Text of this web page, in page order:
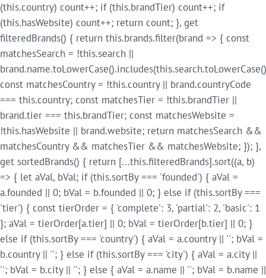
(this.country) count++; if (this.brandTier) count++; if
(this.hasWebsite) count++; return count; }, get
filteredBrands() { return this.brands.filter(brand => { const
matchesSearch = !this.search ||
const matchesCountry = !this.country || brand.countryCode
=== this.country; const matchesTier = !this.brandTier ||
brand.tier === this.brandTier; const matchesWebsite =
!this.hasWebsite || brand.website; return matchesSearch &&
matchesCountry && matchesTier && matchesWebsite; }); },
get sortedBrands() { return [...this.filteredBrands].sort((a, b)
=> { let aVal, bVal; if (this.sortBy === 'founded') { aVal =
a.founded || 0; bVal = b.founded || 0; } else if (this.sortBy ===
'tier') { const tierOrder = { 'complete': 3, 'partial': 2, 'basic': 1
}; aVal = tierOrder[a.tier] || 0; bVal = tierOrder[b.tier] || 0; }
else if (this.sortBy === 'country') { aVal = a.country || ''; bVal =
b.country || ''; } else if (this.sortBy === 'city') { aVal = a.city ||
''; bVal = b.city || ''; } else { aVal = a.name || ''; bVal = b.name ||